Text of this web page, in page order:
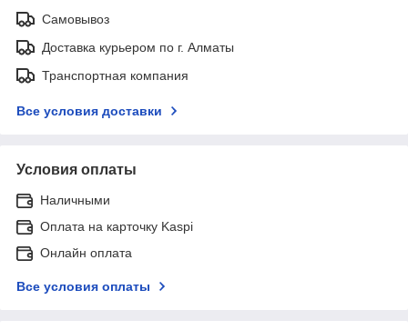
Самовывоз
Доставка курьером по г. Алматы
Транспортная компания
Все условия доставки
Условия оплаты
Наличными
Оплата на карточку Kaspi
Онлайн оплата
Все условия оплаты